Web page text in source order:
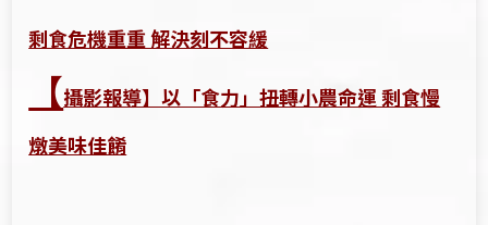
剩食危機重重 解決刻不容緩
【攝影報導】以「食力」扭轉小農命運 剩食慢
燉美味佳餚